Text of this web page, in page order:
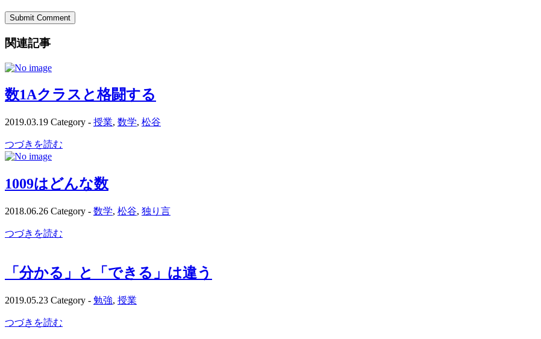
関連記事
数1Aクラスと格闘する
2019.03.19 Category - 授業, 数学, 松谷
つづきを読む
1009はどんな数
2018.06.26 Category - 数学, 松谷, 独り言
つづきを読む
「分かる」と「できる」は違う
2019.05.23 Category - 勉強, 授業
つづきを読む